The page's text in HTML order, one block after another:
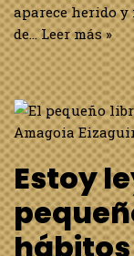
aparece herido
de…Leer más »
Estoy